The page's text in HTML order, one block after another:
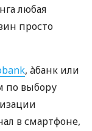
любая
просто
, àбанк или
по выбору
в смартфоне,